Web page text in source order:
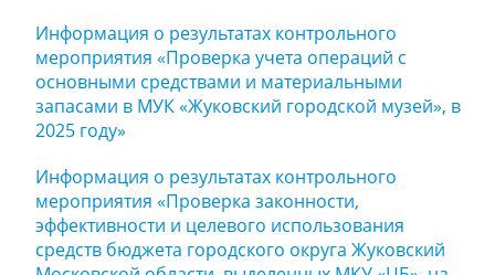
Информация о результатах контрольного
мероприятия «Проверка учета операций с
основными средствами и материальными
запасами в МУК «Жуковский городской музей», в
2025 году»
Информация о результатах контрольного
мероприятия «Проверка законности,
эффективности и целевого использования
средств бюджета городского округа Жуковский